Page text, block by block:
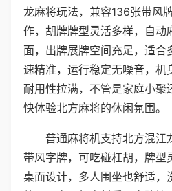
龙麻将玩法，兼容136张带风
作，胡牌牌型灵活多样，自动
面，出牌展牌空间充足，适合
速精准，运行稳定无噪音，机
耐用性拉满，不管是家庭小聚
快体验北方麻将的休闲氛围。
普通麻将机支持北方混江
带风字牌，可吃碰杠胡，牌型
桌面设计，多人围坐也舒适，